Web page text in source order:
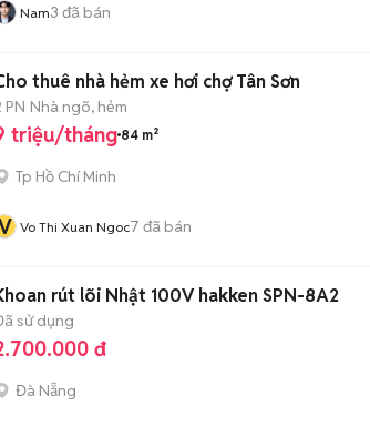
Nam3 đã bán
Cho thuê nhà hẻm xe hơi chợ Tân Sơn
PN Nhà ngõ, hẻm
triệu/tháng 84 m²
Tp Hồ Chí Minh
Vo Thi Xuan Ngoc7 đã bán
rút lõi Nhật 100V hakken SPN-8A2
sử dụng
đ
Đà Nẵng